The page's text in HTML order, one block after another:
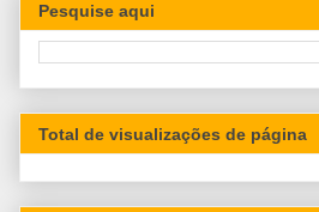
Pesquise aqui
Total de visualizações de página